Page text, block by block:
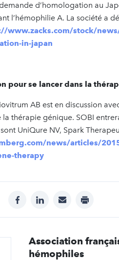
d’homologation au
l’hémophilie A. La société a
www.zacks.com/stock/
in-japan
pour se lancer dans la
AB est en discussion
thérapie génique. SOBI
UniQure NV, Spark
news/articles/
therapy
facebooklinkedinmail print
Association
hémophiles